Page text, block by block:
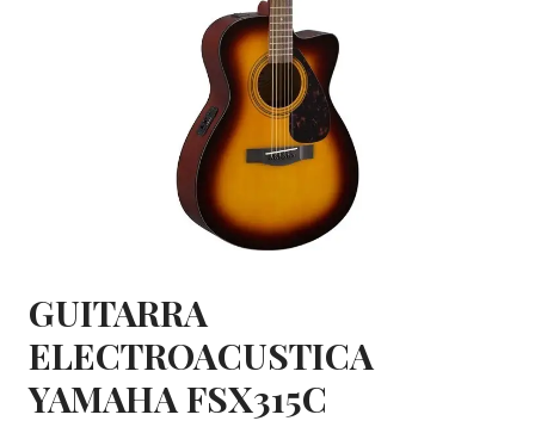
GUITARRA
ELECTROACUSTICA
YAMAHA FSX315C